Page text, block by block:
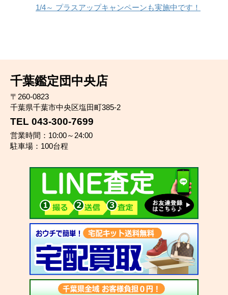
1/4～ プラスアップキャンペーンも実施中です！
千葉鑑定団中央店
〒260-0823
千葉県千葉市中央区塩田町385-2
TEL 043-300-7699
営業時間：10:00～24:00
駐車場：100台程